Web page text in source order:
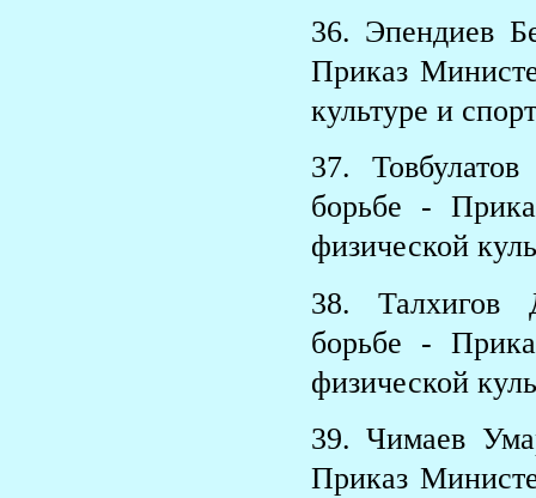
36. Эпендиев
Приказ
культуре и
37.
борьбе -
физической
38. Талхигов
борьбе -
физической
39. Чимаев
Приказ